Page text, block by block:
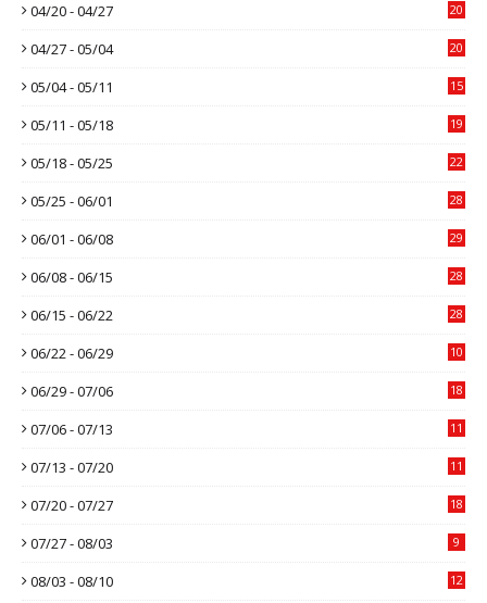
04/20 - 04/27 20
04/27 - 05/04 20
05/04 - 05/11 15
05/11 - 05/18 19
05/18 - 05/25 22
05/25 - 06/01 28
06/01 - 06/08 29
06/08 - 06/15 28
06/15 - 06/22 28
06/22 - 06/29 10
06/29 - 07/06 18
07/06 - 07/13 11
07/13 - 07/20 11
07/20 - 07/27 18
07/27 - 08/03 9
08/03 - 08/10 12